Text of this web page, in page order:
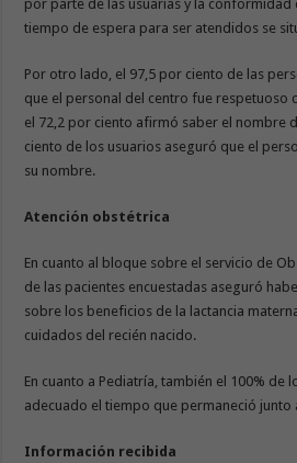
por parte de las usuarias y la conformidad
tiempo de espera para ser atendidos se
Por otro lado, el 97,5 por ciento de las
que el personal del centro fue respetuoso
el 72,2 por ciento afirmó saber el nombre
ciento de los usuarios aseguró que el
su nombre.
Atención obstétrica
En cuanto al bloque sobre el servicio de
de las pacientes encuestadas aseguró
sobre los beneficios de la lactancia
cuidados del recién nacido.
En cuanto a Pediatría, también el 100% de
adecuado el tiempo que permaneció junto
Información recibida